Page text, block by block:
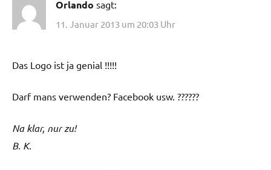
Orlando sagt:
11. Januar 2013 um 20:03 Uhr
Das Logo ist ja genial !!!!!
Darf mans verwenden? Facebook usw. ??????
Na klar, nur zu!
B. K.